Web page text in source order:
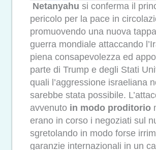
Netanyahu si conferma il
pericolo per la pace in
promuovendo una nuova
guerra mondiale attaccando
piena consapevolezza ed
parte di Trump e degli Stati
quali l’aggressione israeliana
sarebbe stata possibile.
avvenuto in modo proditorio
erano in corso i negoziati sul
sgretolando in modo forse
garanzie internazionali in un